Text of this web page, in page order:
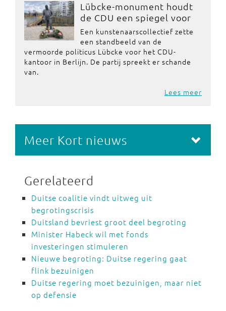
Lübcke-monument houdt
de CDU een spiegel voor
Een kunstenaarscollectief zette
een standbeeld van de
vermoorde politicus Lübcke voor het CDU-
kantoor in Berlijn. De partij spreekt er schande
van.
Lees meer
Meer Kort nieuws
Gerelateerd
Duitse coalitie vindt uitweg uit
begrotingscrisis
Duitsland bevriest groot deel begroting
Minister Habeck wil met fonds
investeringen stimuleren
Nieuwe begroting: Duitse regering gaat
flink bezuinigen
Duitse regering moet bezuinigen, maar niet
op defensie